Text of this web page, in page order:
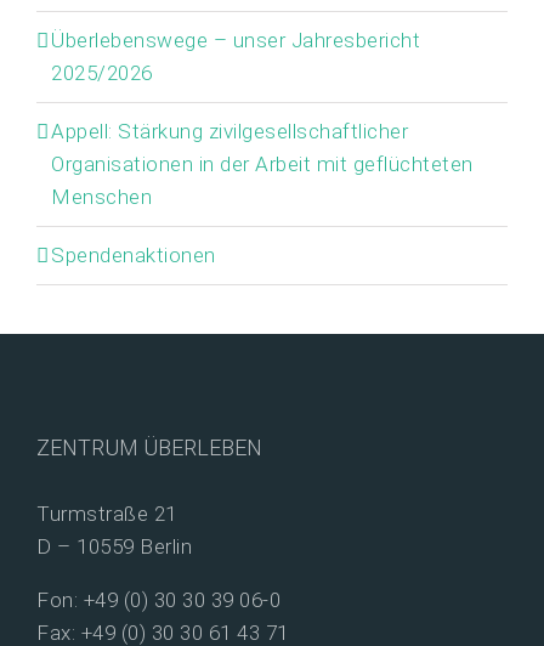
Überlebenswege – unser Jahresbericht
2025/2026
Appell: Stärkung zivilgesellschaftlicher
Organisationen in der Arbeit mit geflüchteten
Menschen
Spendenaktionen
ZENTRUM ÜBERLEBEN
Turmstraße 21
D – 10559 Berlin
Fon: +49 (0) 30 30 39 06-0
Fax: +49 (0) 30 30 61 43 71